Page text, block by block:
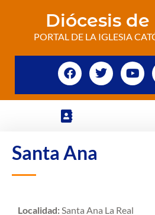
Diócesis
PORTAL DE LA IGLESIA
Santa Ana
Localidad:Santa Ana La Real